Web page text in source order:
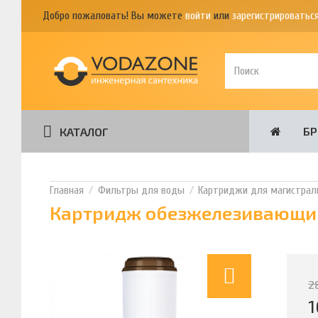
Добро пожаловать! Вы можете войти или
КАТАЛОГ
Фильтры для воды Картриджи для
Картридж